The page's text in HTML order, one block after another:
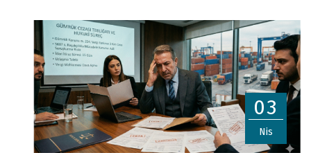
03
Nis